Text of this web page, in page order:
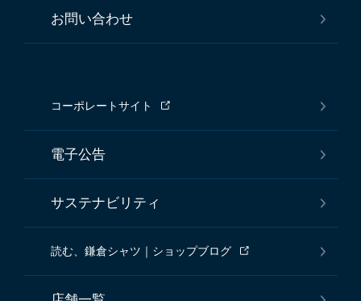
お問い合わせ
コーポレートサイト
電子公告
サステナビリティ
読む、鎌倉シャツ｜ショップブログ